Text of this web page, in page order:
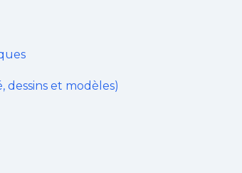
dessins et modèles)